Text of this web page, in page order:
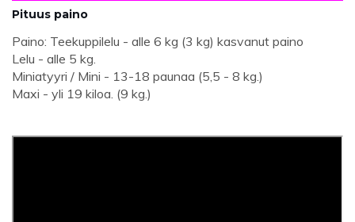
Pituus paino
Paino: Teekuppilelu - alle 6 kg (3 kg) kasvanut paino
Lelu - alle 5 kg.
Miniatyyri / Mini - 13-18 paunaa (5,5 - 8 kg.)
Maxi - yli 19 kiloa. (9 kg.)